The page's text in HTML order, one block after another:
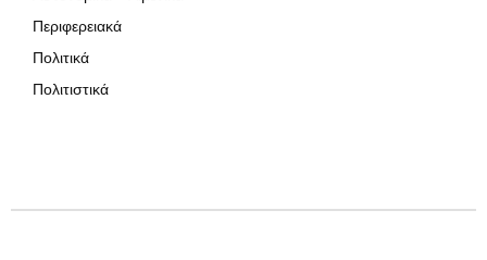
Περιφερειακά
Πολιτικά
Πολιτιστικά